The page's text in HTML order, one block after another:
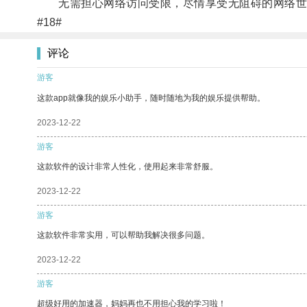
无需担心网络访问受限，尽情享受无阻碍的网络
#18#
评论
游客
这款app就像我的娱乐小助手，随时随地为我的娱乐提供帮助。
2023-12-22
游客
这款软件的设计非常人性化，使用起来非常舒服。
2023-12-22
游客
这款软件非常实用，可以帮助我解决很多问题。
2023-12-22
游客
超级好用的加速器，妈妈再也不用担心我的学习啦！